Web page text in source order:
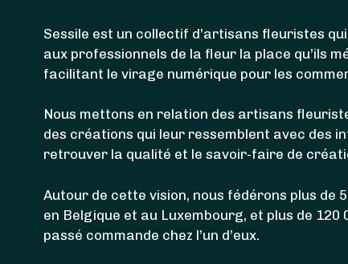
Sessile est un collectif d’artisans fleuristes
aux professionnels de la fleur la place qu’ils
facilitant le virage numérique pour les
Nous mettons en relation des artisans
des créations qui leur ressemblent avec des
retrouver la qualité et le savoir-faire de
Autour de cette vision, nous fédérons plus de
en Belgique et au Luxembourg, et plus de
passé commande chez l’un d’eux.